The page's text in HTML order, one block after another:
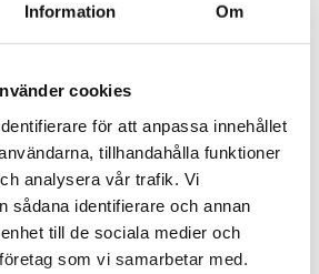
Information Om
cookies
för att anpassa innehållet
tillhandahålla funktioner
analysera vår trafik. Vi
sådana identifierare och annan
till de sociala medier och
som vi samarbetar med.
känslig hud
smink
för att varaså skonsamt som
ger ett snyggt och naturligt resultat.